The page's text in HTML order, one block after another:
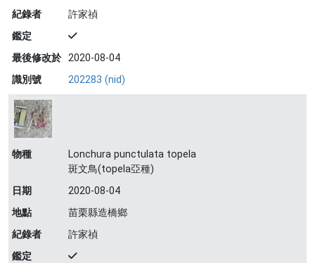
紀錄者
許家禎
鑑定
最後修改於 2020-08-04
識別號
202283 (nid)
物種
Lonchura punctulata topela
斑文鳥(topela亞種)
日期
2020-08-04
地點
苗栗縣造橋鄉
紀錄者
許家禎
鑑定